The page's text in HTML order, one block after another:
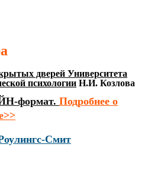
дверей Университета
психологии Н.И. Козлова
формат. Подробнее о
Смит